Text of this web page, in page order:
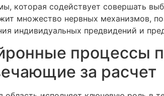
которая содействует совершать
множество нервных механизмов,
индивидуальных предвидений и
процессы
за расчет